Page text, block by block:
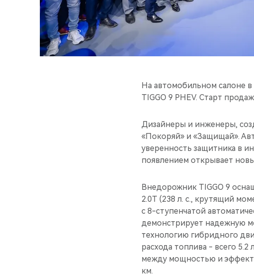
На автомобильном салоне в
TIGGO 9 PHEV. Старт
Дизайнеры и инженеры,
«Покоряй» и «Защищай».
уверенность защитника в
появлением открывает
Внедорожник TIGGO 9
2.0T (238 л. с., крутящий
с 8-ступенчатой
демонстрирует надежную
технологию гибридного
расхода топлива - всего
между мощностью и
км.